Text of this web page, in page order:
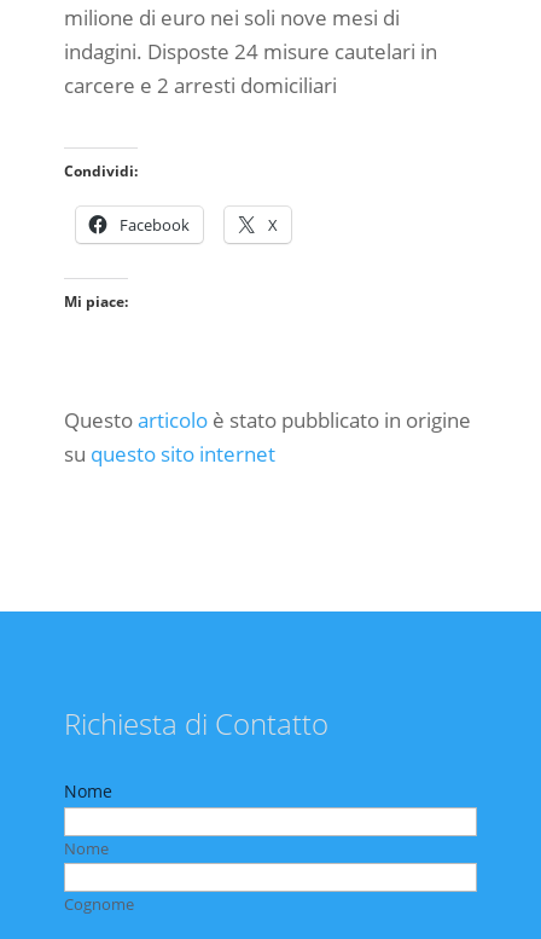
milione di euro nei soli nove mesi di
indagini. Disposte 24 misure cautelari in
carcere e 2 arresti domiciliari
Condividi:
Facebook X
Mi piace:
Questoarticoloè stato pubblicato in origine
su questo sito internet
Richiesta di Contatto
Nome
Nome
Cognome